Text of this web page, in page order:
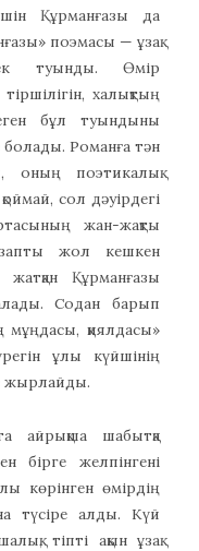
Құрманғазы да
поэмасы — ұзақ
туынды. Өмір
халықтың
бұл туындыны
Романға тән
оның поэтикалық
сол дәуірдегі
жан-жақты
жол кешкен
жатқан Құрманғазы
Содан барып
мұңдасы, қиялдасы»
ұлы күйшінің
жырлайды.
айрықша шабытқа
бірге желпінгені
көрінген өмірдің
түсіре алды. Күй
тіпті ақын ұзақ